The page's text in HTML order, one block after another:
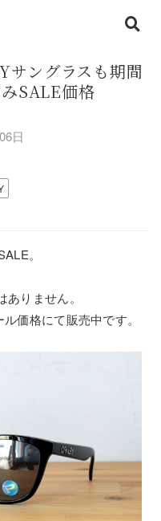
ングラスも期間
SALE価格
日
。
りません。
価格にて販売中です。